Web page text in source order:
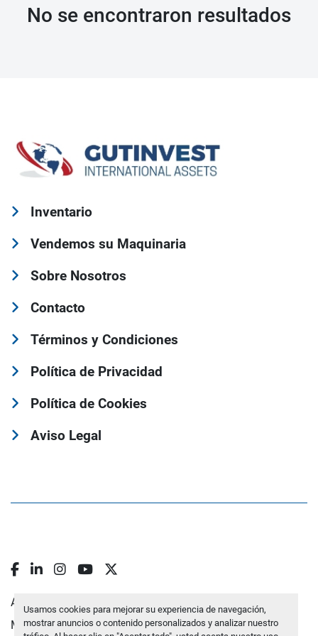
Usamos cookies para mejorar su experiencia de navegación,
mostrar anuncios o contenido personalizados y analizar nuestro
No se encontraron resultados
Inventario
Vendemos su Maquinaria
Sobre Nosotros
Contacto
Términos y Condiciones
Política de Privacidad
Política de Cookies
Aviso Legal
Administrar cookies
Machinio Systemsitio web deMachinio
facebook
linkedininstagram
youtube